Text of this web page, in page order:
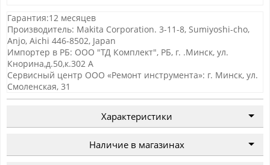
Гарантия:12 месяцев
Производитель: Makita Corporation. 3-11-8, Sumiyoshi-cho,
Anjo, Aichi 446-8502, Japan
Импортер в РБ: ООО "ТД Комплект", РБ, г. .Минск, ул.
Кнорина,д.50,к.302 А
Сервисный центр ООО «Ремонт инструмента»: г. Минск, ул.
Смоленская, 31
Характеристики
Наличие в магазинах